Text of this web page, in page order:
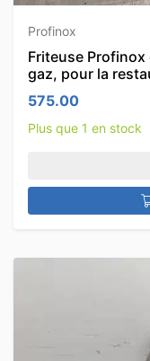
Profinox
Friteuse
gaz, pour la
575.00
Plus que 1 en stock